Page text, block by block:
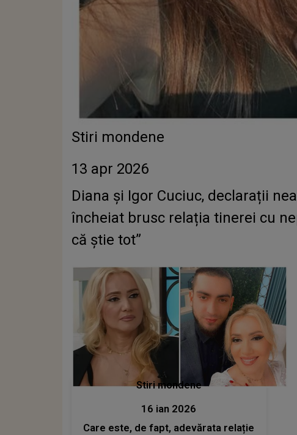
Stiri mondene
13 apr 2026
Diana și Igor Cuciuc, declarații
încheiat brusc relația tinerei cu
că știe tot”
Stiri mondene
16 ian 2026
Care este, de fapt, adevărata relație